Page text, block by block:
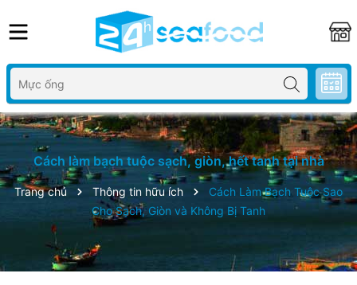
Cách làm bạch tuộc sạch, giòn, hết tanh tại nhà
Trang chủ Thông tin hữu ích
Cách Làm Bạch Tuộc Sao
Cho Sạch, Giòn và Không Bị Tanh